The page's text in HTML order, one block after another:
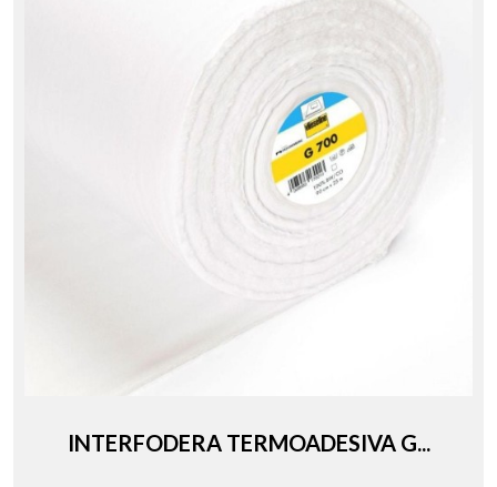
INTERFODERA TERMOADESIVA G...